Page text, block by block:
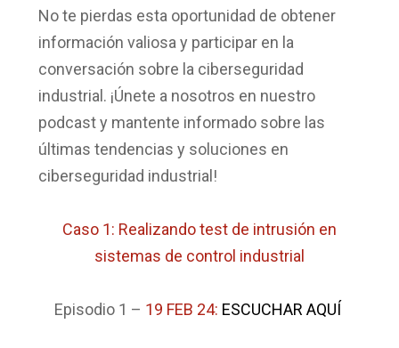
No te pierdas esta oportunidad de obtener
información valiosa y participar en la
conversación sobre la ciberseguridad
industrial. ¡Únete a nosotros en nuestro
podcast y mantente informado sobre las
últimas tendencias y soluciones en
ciberseguridad industrial!
Caso 1: Realizando test de intrusión en
sistemas de control industrial
Episodio 1 – 19 FEB 24: ESCUCHAR AQUÍ